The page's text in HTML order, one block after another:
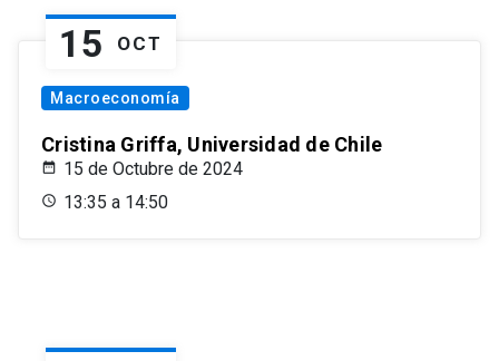
15 OCT
Macroeconomía
Cristina Griffa, Universidad de Chile
15 de Octubre de 2024
13:35 a 14:50